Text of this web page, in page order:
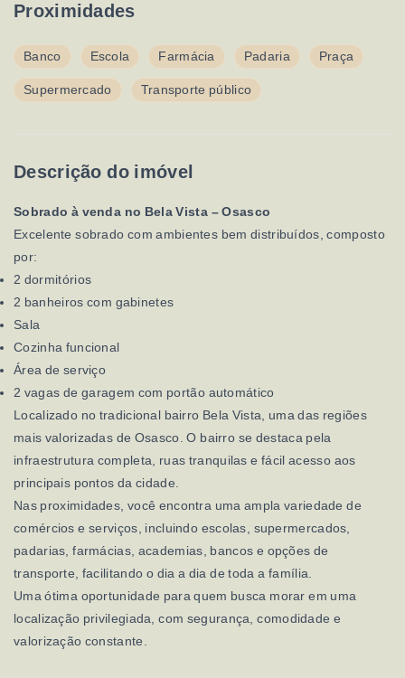
Proximidades
Banco Escola Farmácia Padaria Praça
Supermercado Transporte público
Descrição do imóvel
Sobrado à venda no Bela Vista – Osasco
Excelente sobrado com ambientes bem distribuídos, composto
por:
2 dormitórios
2 banheiros com gabinetes
Sala
Cozinha funcional
Área de serviço
2 vagas de garagem com portão automático
Localizado no tradicional bairro Bela Vista, uma das regiões
mais valorizadas de Osasco. O bairro se destaca pela
infraestrutura completa, ruas tranquilas e fácil acesso aos
principais pontos da cidade.
Nas proximidades, você encontra uma ampla variedade de
comércios e serviços, incluindo escolas, supermercados,
padarias, farmácias, academias, bancos e opções de
transporte, facilitando o dia a dia de toda a família.
Uma ótima oportunidade para quem busca morar em uma
localização privilegiada, com segurança, comodidade e
valorização constante.